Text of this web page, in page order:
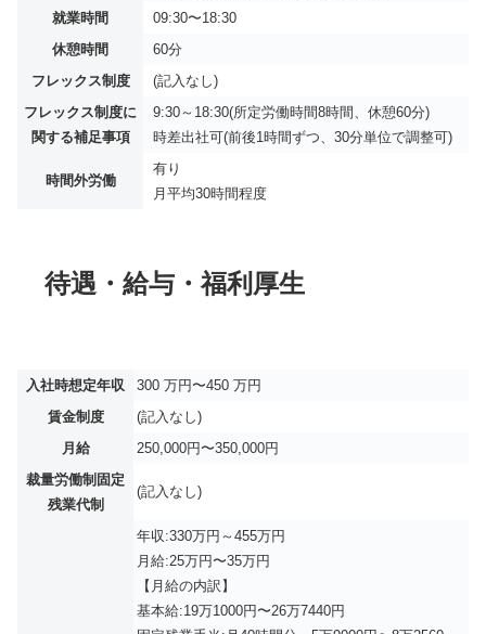
就業時間
09:30〜18:30
休憩時間
60分
フレックス制度
(記入なし)
フレックス制度に
関する補足事項
9:30～18:30(所定労働時間8時間、休憩60分)
時差出社可(前後1時間ずつ、30分単位で調整可)
時間外労働
有り
月平均30時間程度
待遇・給与・福利厚生
入社時想定年収
300 万円〜450 万円
賃金制度
(記入なし)
月給
250,000円〜350,000円
裁量労働制固定
残業代制
(記入なし)
年収:330万円～455万円
月給:25万円〜35万円
【月給の内訳】
基本給:19万1000円〜26万7440円